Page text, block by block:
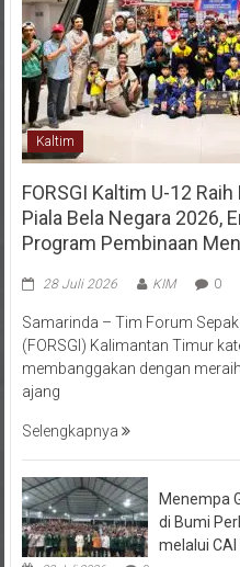
Kaltim
FORSGI Kaltim U-12 Raih
Piala Bela Negara 2026,
Program Pembinaan
(FORSGI) Kalimantan Timur
membanggakan dengan
ajang
di Bumi
melalui CAI
28 Juli 2026 0